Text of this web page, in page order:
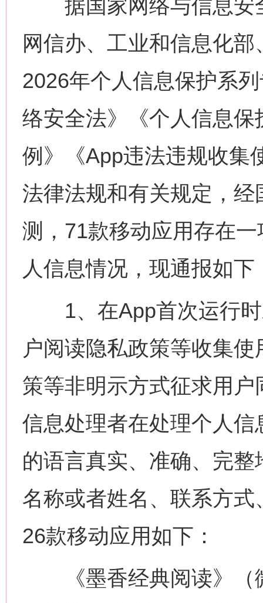
据国家网络与信息安
网信办、工业和信息化
2026年个人信息保护系
络安全法》《个人信息
例》《App违法违规收集
法律法规和有关规定，
测，71款移动应用存在
人信息情况，现通报如下
1、在App首次运行时
户阅读隐私政策等收集
策等非明示方式征求用
信息处理者在处理个人
的语言真实、准确、完
名称或者姓名、联系方
26款移动应用如下：
《墨香经典阅读》（